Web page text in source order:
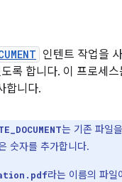
인텐트 작업을
록 합니다. 이 프로세
합니다.
는 기존 파일
숫자를 추가합니다.
라는 이름의 파일